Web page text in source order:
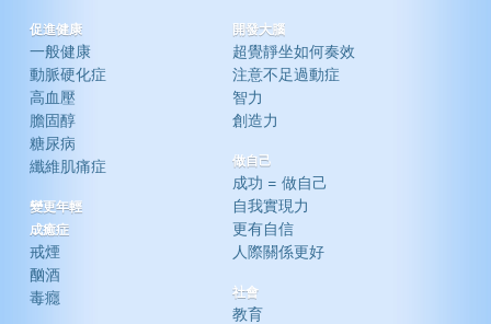
促進健康
一般健康
動脈硬化症
高血壓
膽固醇
糖尿病
纖維肌痛症
變更年輕
成癒症
戒煙
酗酒
毒癮
開發大腦
超覺靜坐如何奏效
注意不足過動症
智力
創造力
做自己
成功 = 做自己
自我實現力
更有自信
人際關係更好
社會
教育